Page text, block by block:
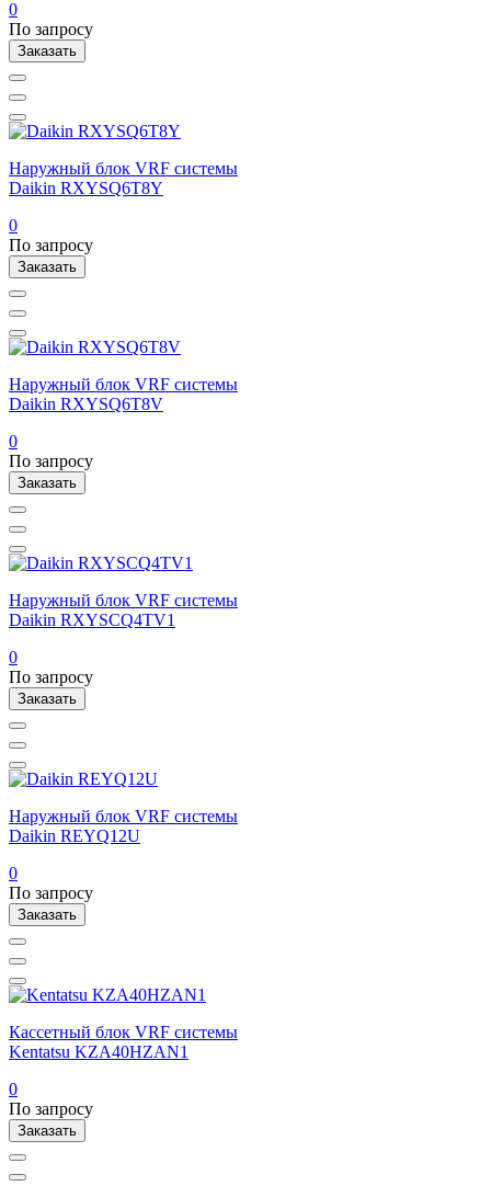
0
По запросу
Заказать
Наружный блок VRF системы
Daikin RXYSQ6T8Y
0
По запросу
Заказать
Наружный блок VRF системы
Daikin RXYSQ6T8V
0
По запросу
Заказать
Наружный блок VRF системы
Daikin RXYSCQ4TV1
0
По запросу
Заказать
Наружный блок VRF системы
Daikin REYQ12U
0
По запросу
Заказать
Кассетный блок VRF системы
Kentatsu KZA40HZAN1
0
По запросу
Заказать